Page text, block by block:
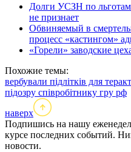
Долги УСЗН по
не признает
Обвиняемый в
процесс «кастингом»
«Горели» заводские
Похожие темы:
вербували підлітків для
підозру співробітнику гру рф
наверх
Подпишись на нашу
курсе последних событий.
новости.